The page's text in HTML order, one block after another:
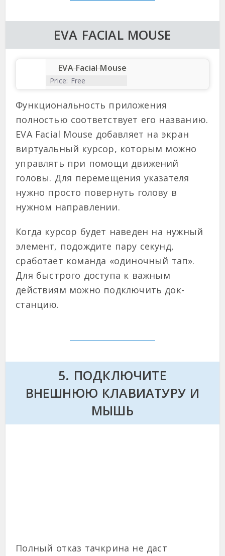
EVA FACIAL MOUSE
EVA Facial Mouse
Price: Free
Функциональность приложения
полностью соответствует его названию.
EVA Facial Mouse добавляет на экран
виртуальный курсор, которым можно
управлять при помощи движений
головы. Для перемещения указателя
нужно просто повернуть голову в
нужном направлении.
Когда курсор будет наведен на нужный
элемент, подождите пару секунд,
сработает команда «одиночный тап».
Для быстрого доступа к важным
действиям можно подключить док-
станцию.
5. ПОДКЛЮЧИТЕ
ВНЕШНЮЮ КЛАВИАТУРУ И
МЫШЬ
Полный отказ тачкрина не даст